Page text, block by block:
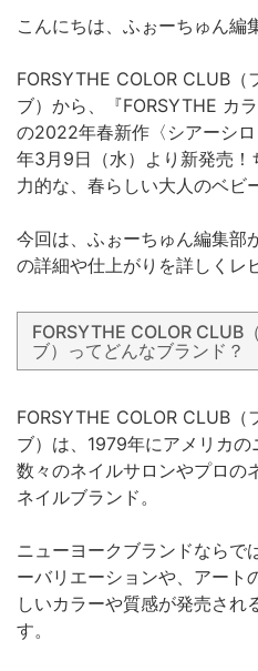
こんにちは、ふぉーちゅん編
FORSYTHE COLOR CLUB（
ブ）から、『FORSYTHE カ
の2022年春新作〈シアーシ
年3月9日（水）より新発売
力的な、春らしい大人のベビ
今回は、ふぉーちゅん編集部
の詳細や仕上がりを詳しくレ
FORSYTHE COLOR CLUB
ブ）ってどんなブランド？
FORSYTHE COLOR CLUB（
ブ）は、1979年にアメリカの
数々のネイルサロンやプロの
ネイルブランド。
ニューヨークブランドならで
ーバリエーションや、アート
しいカラーや質感が発売され
す。